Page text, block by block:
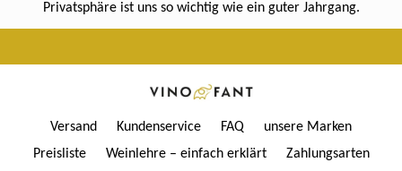
Privatsphäre ist uns so wichtig wie ein guter Jahrgang.
Versand Kundenservice FAQ
unsere Marken
Preisliste
Weinlehre – einfach erklärt Zahlungsarten